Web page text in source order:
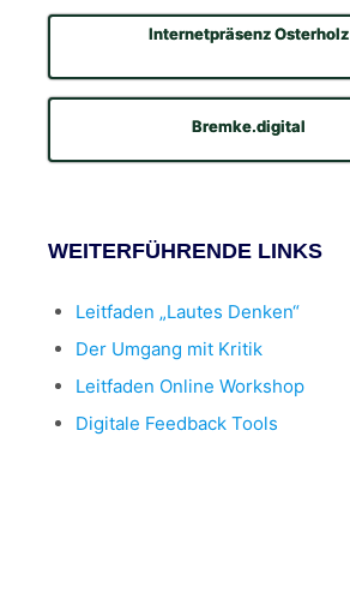
Internetpräsenz Osterholz
Bremke.digital
WEITERFÜHRENDE LINKS
Leitfaden „Lautes Denken“
Der Umgang mit Kritik
Leitfaden Online Workshop
Digitale Feedback Tools